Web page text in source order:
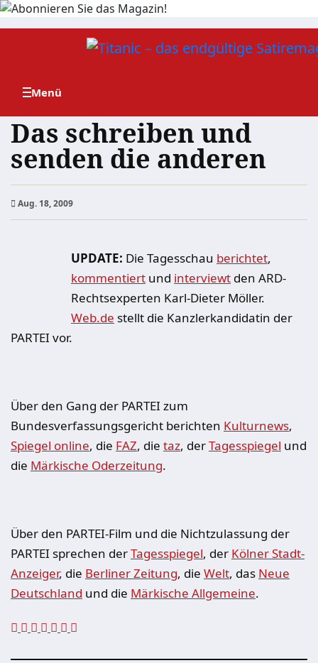
Zum
Das schreiben und
senden die anderen
Aug. 18, 2009
UPDATE: Die Tagesschau berichtet,
kommentiert und interviewt den ARD-
Rechtsexperten Karl-Dieter Möller.
Web.de stellt die Kanzlerkandidatin der
PARTEI vor.
Über den Gang der PARTEI zum
Bundesverfassungsgericht berichten Kulturnews,
Spiegel online, die FAZ, die taz, derTagesspiegel und
die Märkische Oderzeitung.
Über den PARTEI-Film und die Nichtzulassung der
PARTEI sprechen derTagesspiegel, der Kölner Stadt-
Anzeiger, die Berliner Zeitung, die Welt, das Neue
Deutschland und die Märkische Allgemeine.